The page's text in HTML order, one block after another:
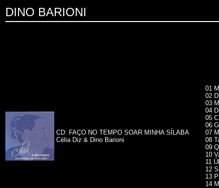
DINO BARIONI
CD: FAÇO NO TEMPO SOAR MINHA SÍLABA
Célia Diz & Dino Barioni
01
02
03
04
05
06
07
08
09
10
11
12
13
14